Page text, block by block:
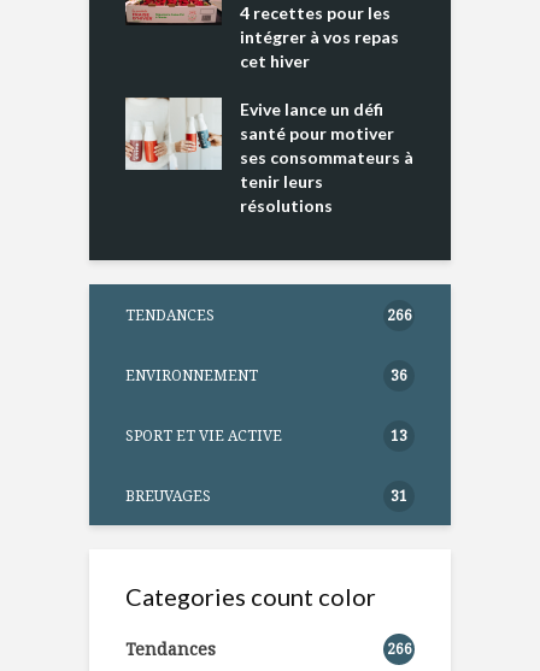
4 recettes pour les
intégrer à vos repas
cet hiver
Evive lance un défi
santé pour motiver
ses consommateurs à
tenir leurs
résolutions
TENDANCES 266
ENVIRONNEMENT 36
SPORT ET VIE ACTIVE 13
BREUVAGES 31
Categories count color
Tendances 266